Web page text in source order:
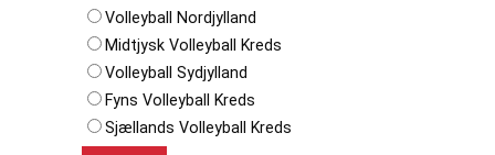
Volleyball Nordjylland
Midtjysk Volleyball Kreds
Volleyball Sydjylland
Fyns Volleyball Kreds
Sjællands Volleyball Kreds